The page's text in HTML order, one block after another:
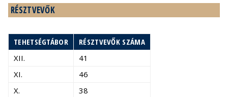
RÉSZTVEVŐK
TEHETSÉGTÁBOR
RÉSZTVEVŐK SZÁMA
XII.
41
XI.
46
X.
38